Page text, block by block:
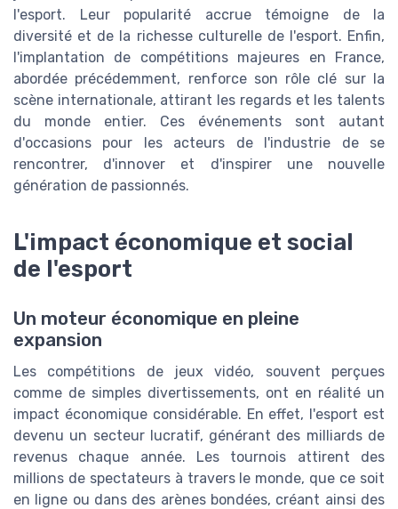
l'esport. Leur popularité accrue témoigne de la
diversité et de la richesse culturelle de l'esport. Enfin,
l'implantation de compétitions majeures en France,
abordée précédemment, renforce son rôle clé sur la
scène internationale, attirant les regards et les talents
du monde entier. Ces événements sont autant
d'occasions pour les acteurs de l'industrie de se
rencontrer, d'innover et d'inspirer une nouvelle
génération de passionnés.
L'impact économique et social
de l'esport
Un moteur économique en pleine
expansion
Les compétitions de jeux vidéo, souvent perçues
comme de simples divertissements, ont en réalité un
impact économique considérable. En effet, l'esport est
devenu un secteur lucratif, générant des milliards de
revenus chaque année. Les tournois attirent des
millions de spectateurs à travers le monde, que ce soit
en ligne ou dans des arènes bondées, créant ainsi des